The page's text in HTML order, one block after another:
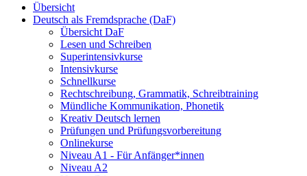
Übersicht
Deutsch als Fremdsprache (DaF)
Übersicht DaF
Lesen und Schreiben
Superintensivkurse
Intensivkurse
Schnellkurse
Rechtschreibung, Grammatik, Schreibtraining
Mündliche Kommunikation, Phonetik
Kreativ Deutsch lernen
Prüfungen und Prüfungsvorbereitung
Onlinekurse
Niveau A1 - Für Anfänger*innen
Niveau A2